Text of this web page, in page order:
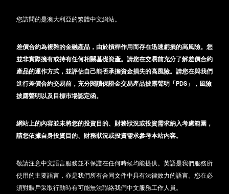
您訪問的是澳大利亞的繁體中文網站。
差價合約為複雜的金融產品，由於槓桿作用而存在迅速虧損的高風險。您
並非實際擁有或持有任何相關基礎資產。請您在交易前充分了解差價合約
產品的運作方式，並評估自己能否承擔資金損失的高風險。請您在與我們
進行差價合約交易前，充分閱讀保證金交易產品披露聲明「PDS」，風險
披露聲明以及目標市場認定函。
網站上的內容並未將您的投資目的、財務狀況或投資需求納入考慮範圍，
請您依據自身投資目的、財務狀況或投資需求參考本站內容。
敬請注意中文語言服務並不保證在任何時候均能提供。英語是我們服務所
使用的主要語言，亦是我們所有合同文件中具有法律效力的語言。您在必
須對賬戶采取行動時有可能無法聯絡我們中文服務工作人員。